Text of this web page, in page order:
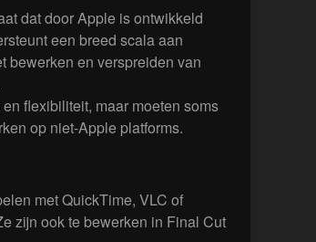
dat door Apple is ontwikkeld
een breed scala aan
bewerken en verspreiden van
flexibiliteit, maar moeten soms
op niet-Apple platforms.
met QuickTime, VLC of
zijn ook te bewerken in Final Cut